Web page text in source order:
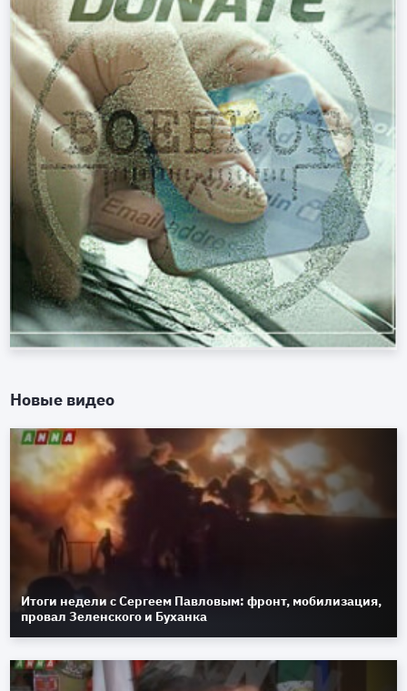
Новые видео
Итоги недели с Сергеем Павловым: фронт, мобилизация,
провал Зеленского и Буханка